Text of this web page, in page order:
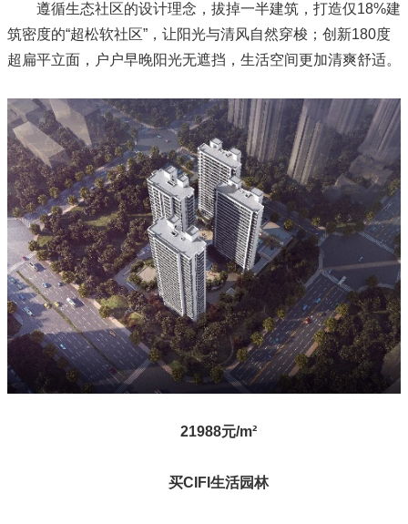
遵循生态社区的设计理念，拔掉一半建筑，打造仅18%建
筑密度的“超松软社区”，让阳光与清风自然穿梭；创新180度
超扁平立面，户户早晚阳光无遮挡，生活空间更加清爽舒适。
21988元/m²
买CIFI生活园林